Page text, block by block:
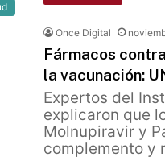
Once Digital
Fármacos
la vacunación:
Expertos del
explicaron que
Molnupiravir y
complemento y